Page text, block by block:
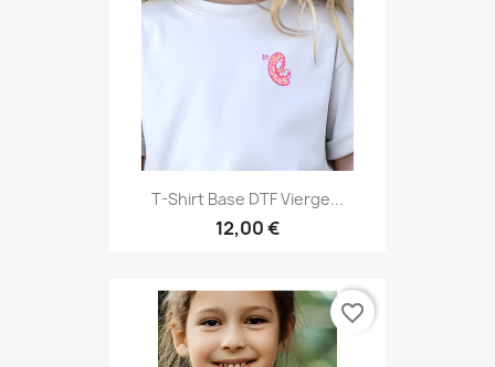
T-Shirt Base DTF Vierge...
12,00 €
favorite_border